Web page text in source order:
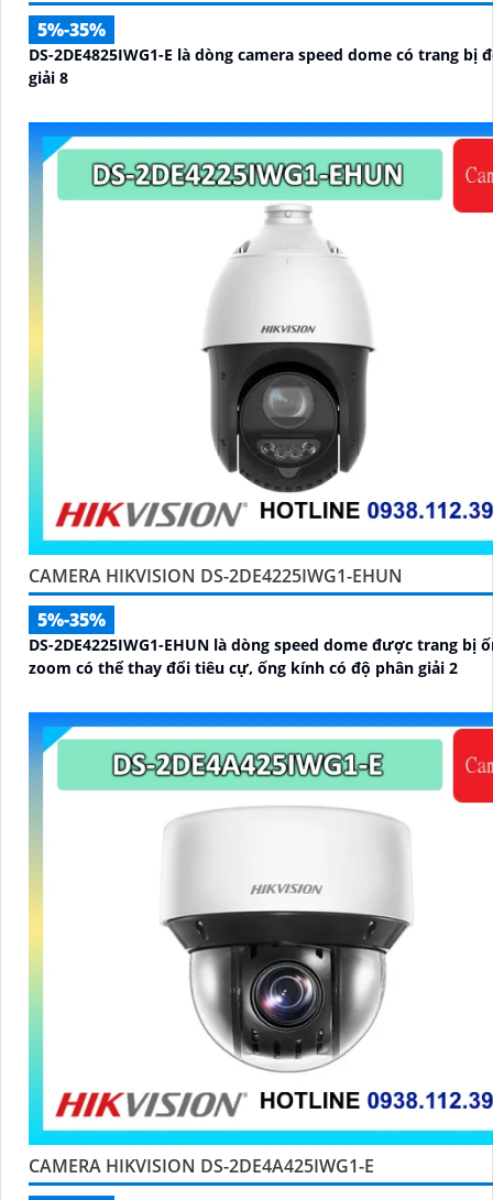
5%-35%
DS-2DE4825IWG1-E là dòng camera speed dome có trang bị
giải 8
CAMERA HIKVISION DS-2DE4225IWG1-EHUN
5%-35%
DS-2DE4225IWG1-EHUN là dòng speed dome được trang bị
zoom có thể thay đổi tiêu cự, ống kính có độ phân giải 2
CAMERA HIKVISION DS-2DE4A425IWG1-E